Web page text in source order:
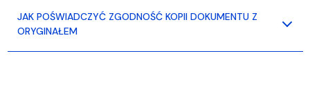
JAK POŚWIADCZYĆ ZGODNOŚĆ KOPII DOKUMENTU Z
ORYGINAŁEM